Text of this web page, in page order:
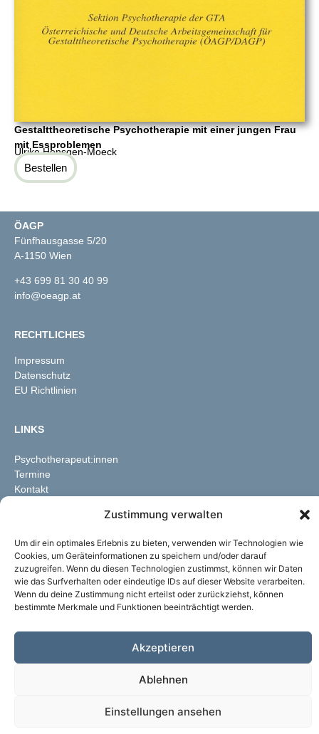
Zustimmung verwalten
Um dir ein optimales Erlebnis zu bieten, verwenden wir Technologien wie
Cookies, um Geräteinformationen zu speichern und/oder darauf
zuzugreifen. Wenn du diesen Technologien zustimmst, können wir Daten
wie das Surfverhalten oder eindeutige IDs auf dieser Website verarbeiten.
Wenn du deine Zustimmung nicht erteilst oder zurückziehst, können
bestimmte Merkmale und Funktionen beeinträchtigt werden.
Akzeptieren
Ablehnen
Einstellungen ansehen
Gestalttheoretische Psychotherapie mit einer jungen Frau
mit Essproblemen
Ulrike Hensgen-Moeck
Bestellen
ÖAGP
Fünfhausgasse 5/20
A-1150 Wien
+43 699 81 30 40 99
info@oeagp.at
RECHTLICHES
Impressum
Datenschutz
EU Richtlinien
LINKS
Psychotherapeut:innen
Termine
Kontakt